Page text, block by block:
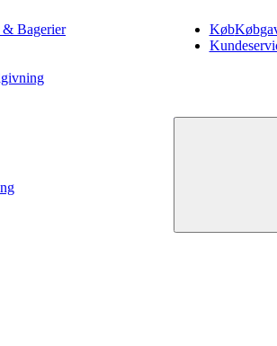
& Bagerier
KøbKøb